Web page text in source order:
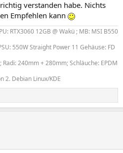
verstanden habe. Nichts
Empfehlen kann
RTX3060 12GB @ Wakü ; MB: MSI B550
550W Straight Power 11 Gehäuse: FD
Radi: 240mm + 280mm; Schläuche: EPDM
2. Debian Linux/KDE